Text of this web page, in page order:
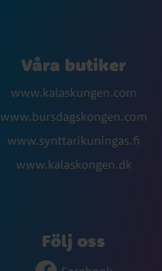
Våra butiker
www.kalaskungen.com
www.bursdagskongen.com
www.synttarikuningas.fi
www.kalaskongen.dk
Följ oss